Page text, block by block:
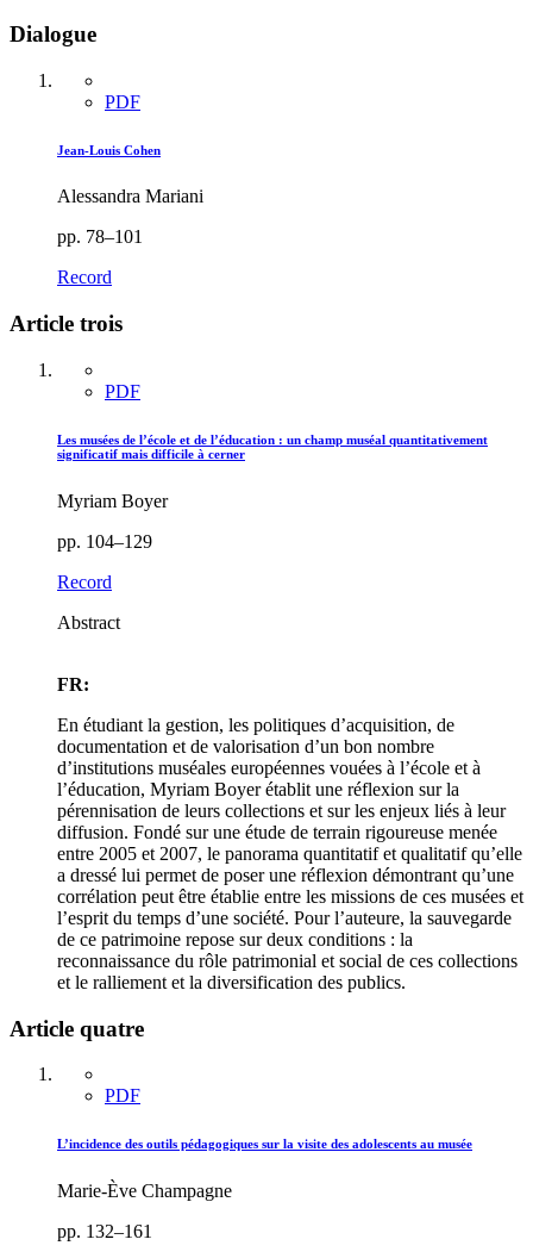
Dialogue
PDF
Jean-Louis Cohen
Alessandra Mariani
pp. 78–101
Record
Article trois
PDF
Les musées de l’école et de l’éducation : un champ muséal quantitativement
significatif mais difficile à cerner
Myriam Boyer
pp. 104–129
Record
Abstract
FR:
En étudiant la gestion, les politiques d’acquisition, de
documentation et de valorisation d’un bon nombre
d’institutions muséales européennes vouées à l’école et à
l’éducation, Myriam Boyer établit une réflexion sur la
pérennisation de leurs collections et sur les enjeux liés à leur
diffusion. Fondé sur une étude de terrain rigoureuse menée
entre 2005 et 2007, le panorama quantitatif et qualitatif qu’elle
a dressé lui permet de poser une réflexion démontrant qu’une
corrélation peut être établie entre les missions de ces musées et
l’esprit du temps d’une société. Pour l’auteure, la sauvegarde
de ce patrimoine repose sur deux conditions : la
reconnaissance du rôle patrimonial et social de ces collections
et le ralliement et la diversification des publics.
Article quatre
PDF
L’incidence des outils pédagogiques sur la visite des adolescents au musée
Marie-Ève Champagne
pp. 132–161